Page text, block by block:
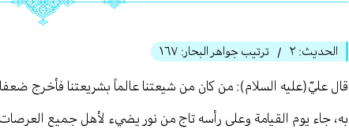
الحديث: ٢ / ترتيب جواهر البحار: ١٦٧
قال عليّ(عليه السلام): من كان من شيعتنا عالماً بشريعتنا فأخرج
به، جاء يوم القيامة وعلى رأسه تاج من نور يضيء لأهل جميع